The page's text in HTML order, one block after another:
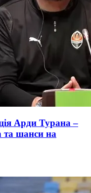
Арди Турана –
та шанси на